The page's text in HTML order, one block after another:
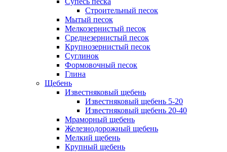
Строительный песок
Мытый песок
Мелкозернистый песок
Среднезернистый песок
Крупнозернистый песок
Суглинок
Формовочный песок
Глина
Щебень
Известняковый щебень
Известняковый щебень 5-20
Известняковый щебень 20-40
Мраморный щебень
Железнодорожный щебень
Мелкий щебень
Крупный щебень